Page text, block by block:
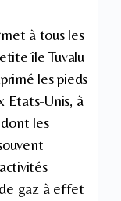
à tous les
île Tuvalu
les pieds
Etats-Unis, à
les
gaz à effet